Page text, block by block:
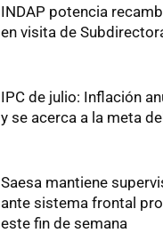
INDAP potencia
en visita de
IPC de julio: Inflación
y se acerca a la meta
Saesa mantiene
ante sistema frontal
este fin de semana